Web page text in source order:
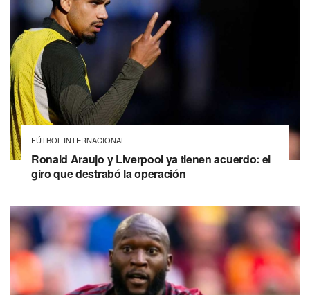
FÚTBOL INTERNACIONAL
Ronald Araujo y Liverpool ya tienen acuerdo: el
giro que destrabó la operación